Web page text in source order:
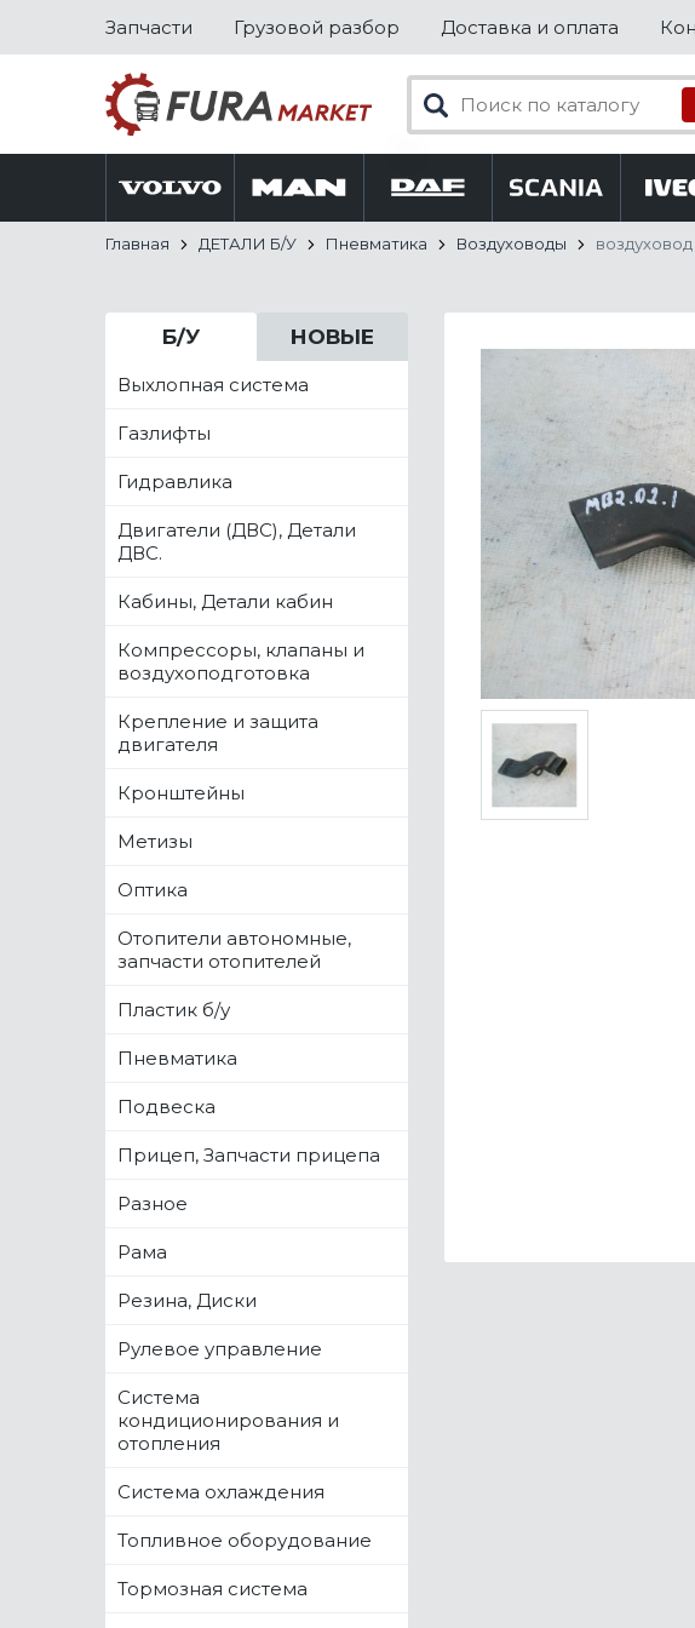
Запчасти Грузовой разбор Доставка и оплата
Главная ДЕТАЛИ Б/У Пневматика Воздуховоды
Б/У НОВЫЕ
Выхлопная система
Газлифты
Гидравлика
Двигатели (ДВС), Детали
ДВС.
Кабины, Детали кабин
Компрессоры, клапаны и
воздухоподготовка
Крепление и защита
двигателя
Кронштейны
Метизы
Оптика
Отопители автономные,
запчасти отопителей
Пластик б/у
Пневматика
Подвеска
Прицеп, Запчасти прицепа
Разное
Рама
Резина, Диски
Рулевое управление
Система
кондиционирования и
отопления
Система охлаждения
Топливное оборудование
Тормозная система